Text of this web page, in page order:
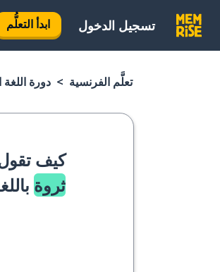
تسجيل الدخول ابدأ التعلُّم
تعلَّم الفرنسية دورة اللغة
كيف
ثروة